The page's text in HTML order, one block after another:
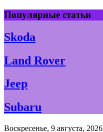
Skip
to
content
Популярные статьи
Skoda
Land Rover
Jeep
Subaru
Воскресенье, 9 августа, 2026